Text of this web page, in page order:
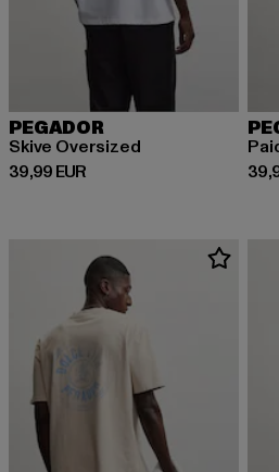
PEGADOR
Skive Oversized
39,99 EUR
Derzeitiger Preis: 39,99 EUR